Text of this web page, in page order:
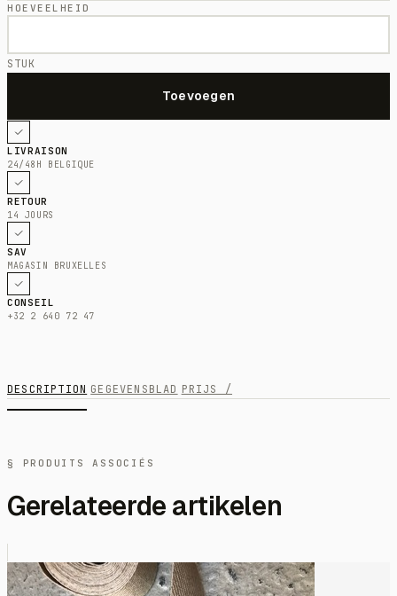
HOEVEELHEID
STUK
LIVRAISON
24/48H BELGIQUE
RETOUR
14 JOURS
SAV
MAGASIN BRUXELLES
CONSEIL
+32 2 640 72 47
DESCRIPTION GEGEVENSBLAD PRIJS /
§ PRODUITS ASSOCIÉS
Gerelateerde artikelen